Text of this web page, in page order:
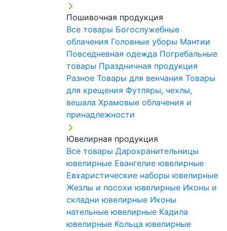
Пошивочная продукция
Все товары Богослужебные
облачения Головные уборы Мантии
Повседневная одежда Погребальные
товары Праздничная продукция
Разное Товары для венчания Товары
для крещения Футляры, чехлы,
вешала Храмовые облачения и
принадлежности
Ювелирная продукция
Все товары Дарохранительницы
ювелирные Евангелие ювелирные
Евхаристические наборы ювелирные
Жезлы и посохи ювелирные Иконы и
складни ювелирные Иконы
нательные ювелирные Кадила
ювелирные Кольца ювелирные